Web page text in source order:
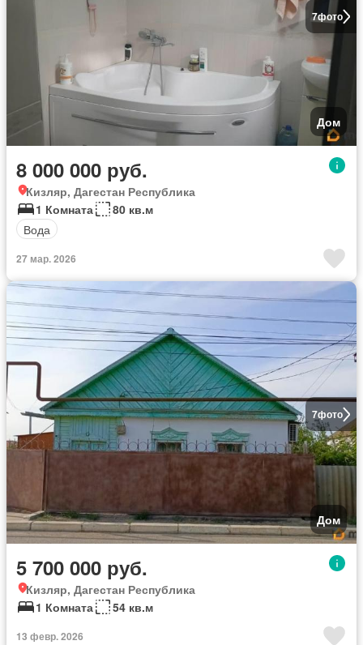
7фото
Дом
8 000 000 руб.
Кизляр, Дагестан Республика
1 Комната
80 кв.м
Вода
27 мар. 2026
7фото
Дом
5 700 000 руб.
Кизляр, Дагестан Республика
1 Комната
54 кв.м
13 февр. 2026
Новостройка